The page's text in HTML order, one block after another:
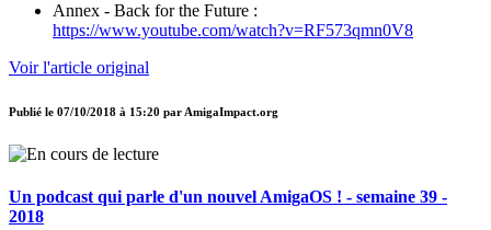
Annex - Back for the Future :
https://www.youtube.com/watch?v=RF573qmn0V8
Voir l'article original
Publié le 07/10/2018 à 15:20 par AmigaImpact.org
Un podcast qui parle d'un nouvel AmigaOS ! - semaine 39 -
2018